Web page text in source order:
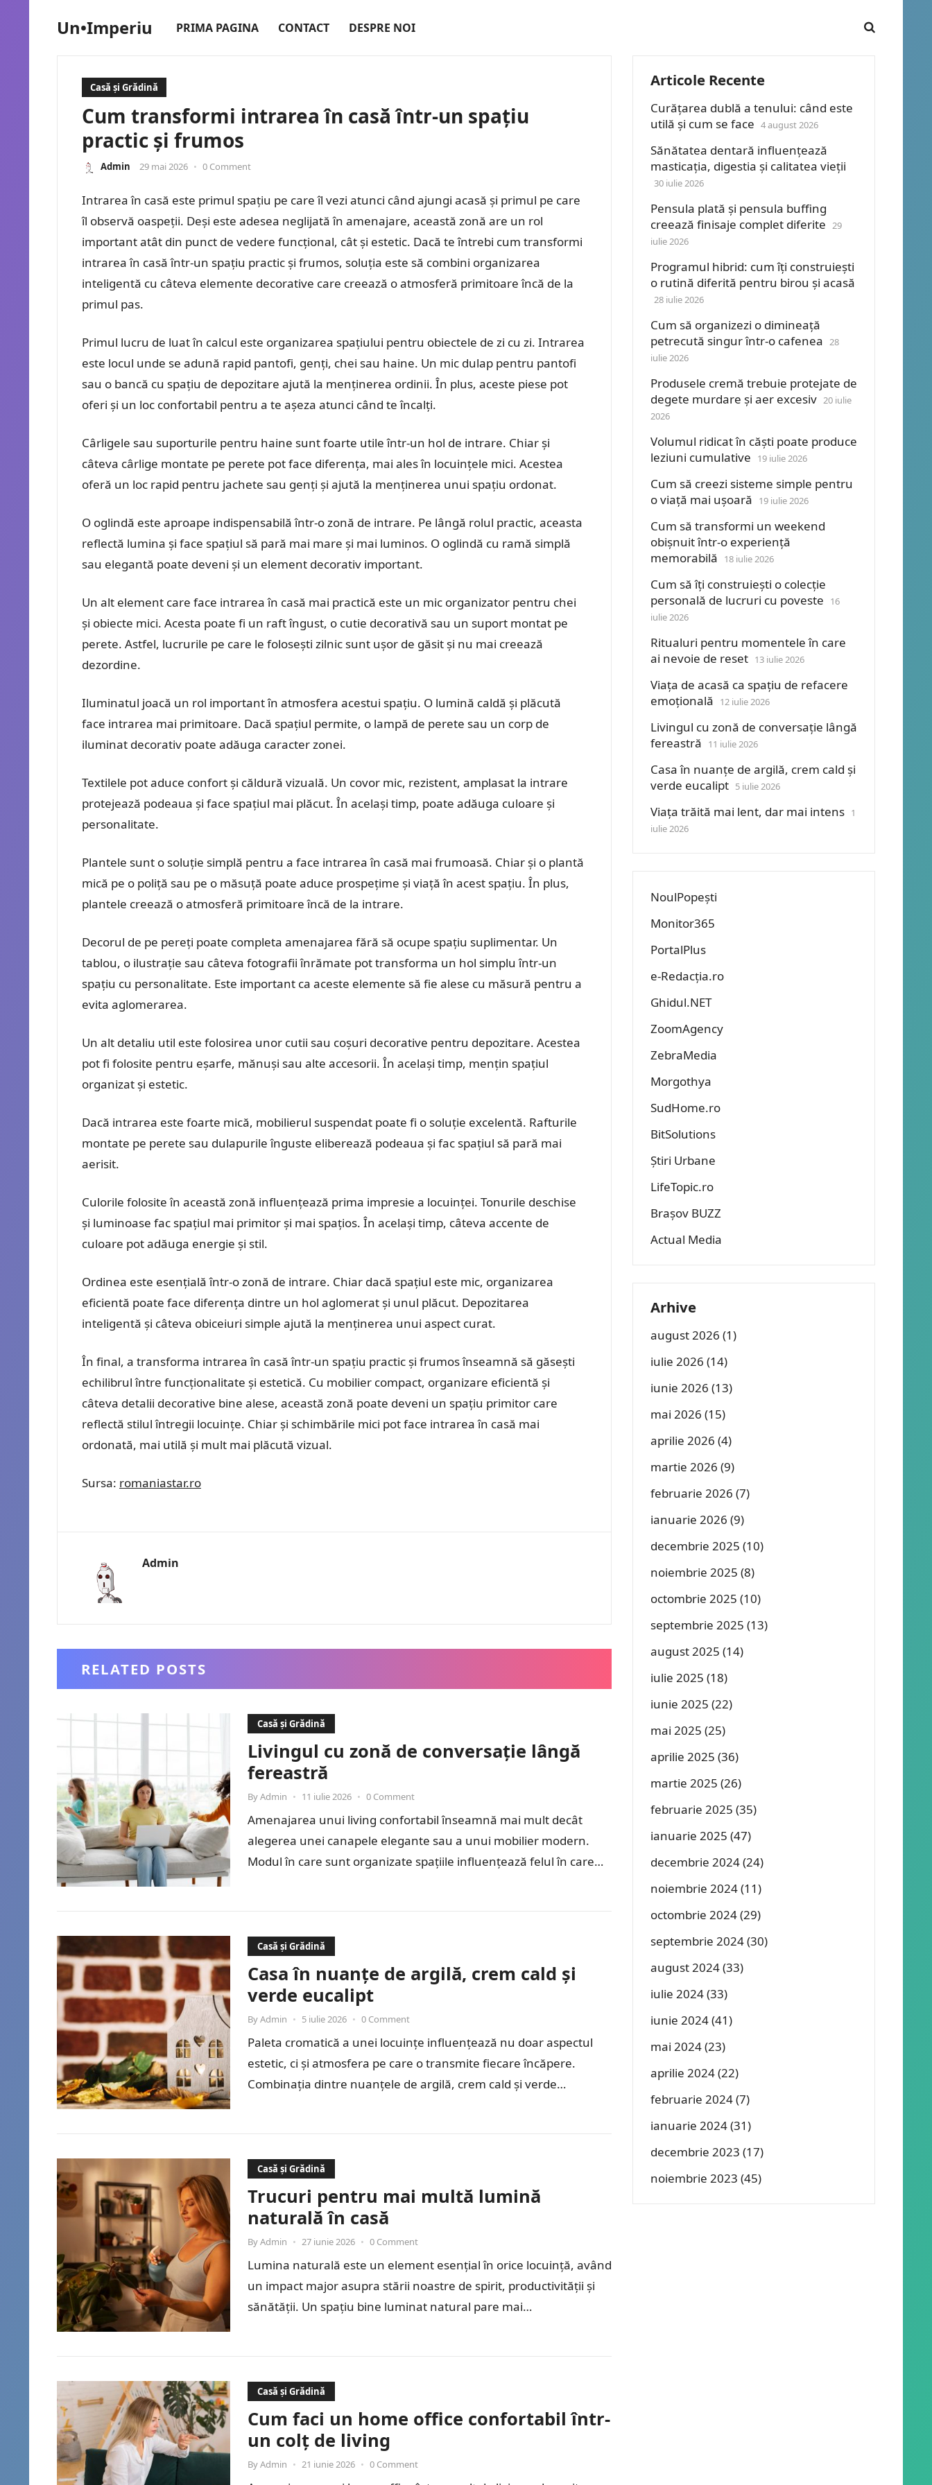
Un•Imperiu PRIMA PAGINA CONTACT DESPRE NOI
Casă și Grădină
Cum transformi intrarea în casă într-un spațiu
practic și frumos
Admin 29 mai 2026 • 0 Comment
Intrarea în casă este primul spațiu pe care îl vezi atunci când ajungi acasă și primul pe care
îl observă oaspeții. Deși este adesea neglijată în amenajare, această zonă are un rol
important atât din punct de vedere funcțional, cât și estetic. Dacă te întrebi cum transformi
intrarea în casă într-un spațiu practic și frumos, soluția este să combini organizarea
inteligentă cu câteva elemente decorative care creează o atmosferă primitoare încă de la
primul pas.
Primul lucru de luat în calcul este organizarea spațiului pentru obiectele de zi cu zi. Intrarea
este locul unde se adună rapid pantofi, genți, chei sau haine. Un mic dulap pentru pantofi
sau o bancă cu spațiu de depozitare ajută la menținerea ordinii. În plus, aceste piese pot
oferi și un loc confortabil pentru a te așeza atunci când te încalți.
Cârligele sau suporturile pentru haine sunt foarte utile într-un hol de intrare. Chiar și
câteva cârlige montate pe perete pot face diferența, mai ales în locuințele mici. Acestea
oferă un loc rapid pentru jachete sau genți și ajută la menținerea unui spațiu ordonat.
O oglindă este aproape indispensabilă într-o zonă de intrare. Pe lângă rolul practic, aceasta
reflectă lumina și face spațiul să pară mai mare și mai luminos. O oglindă cu ramă simplă
sau elegantă poate deveni și un element decorativ important.
Un alt element care face intrarea în casă mai practică este un mic organizator pentru chei
și obiecte mici. Acesta poate fi un raft îngust, o cutie decorativă sau un suport montat pe
perete. Astfel, lucrurile pe care le folosești zilnic sunt ușor de găsit și nu mai creează
dezordine.
Iluminatul joacă un rol important în atmosfera acestui spațiu. O lumină caldă și plăcută
face intrarea mai primitoare. Dacă spațiul permite, o lampă de perete sau un corp de
iluminat decorativ poate adăuga caracter zonei.
Textilele pot aduce confort și căldură vizuală. Un covor mic, rezistent, amplasat la intrare
protejează podeaua și face spațiul mai plăcut. În același timp, poate adăuga culoare și
personalitate.
Plantele sunt o soluție simplă pentru a face intrarea în casă mai frumoasă. Chiar și o plantă
mică pe o poliță sau pe o măsuță poate aduce prospețime și viață în acest spațiu. În plus,
plantele creează o atmosferă primitoare încă de la intrare.
Decorul de pe pereți poate completa amenajarea fără să ocupe spațiu suplimentar. Un
tablou, o ilustrație sau câteva fotografii înrămate pot transforma un hol simplu într-un
spațiu cu personalitate. Este important ca aceste elemente să fie alese cu măsură pentru a
evita aglomerarea.
Un alt detaliu util este folosirea unor cutii sau coșuri decorative pentru depozitare. Acestea
pot fi folosite pentru eșarfe, mănuși sau alte accesorii. În același timp, mențin spațiul
organizat și estetic.
Dacă intrarea este foarte mică, mobilierul suspendat poate fi o soluție excelentă. Rafturile
montate pe perete sau dulapurile înguste eliberează podeaua și fac spațiul să pară mai
aerisit.
Culorile folosite în această zonă influențează prima impresie a locuinței. Tonurile deschise
și luminoase fac spațiul mai primitor și mai spațios. În același timp, câteva accente de
culoare pot adăuga energie și stil.
Ordinea este esențială într-o zonă de intrare. Chiar dacă spațiul este mic, organizarea
eficientă poate face diferența dintre un hol aglomerat și unul plăcut. Depozitarea
inteligentă și câteva obiceiuri simple ajută la menținerea unui aspect curat.
În final, a transforma intrarea în casă într-un spațiu practic și frumos înseamnă să găsești
echilibrul între funcționalitate și estetică. Cu mobilier compact, organizare eficientă și
câteva detalii decorative bine alese, această zonă poate deveni un spațiu primitor care
reflectă stilul întregii locuințe. Chiar și schimbările mici pot face intrarea în casă mai
ordonată, mai utilă și mult mai plăcută vizual.
Sursa: romaniastar.ro
Admin
RELATED POSTS
Casă și Grădină
Livingul cu zonă de conversație lângă
fereastră
ByAdmin • 11 iulie 2026 • 0 Comment
Amenajarea unui living confortabil înseamnă mai mult decât
alegerea unei canapele elegante sau a unui mobilier modern.
Modul în care sunt organizate spațiile influențează felul în care
Casă și Grădină
Casa în nuanțe de argilă, crem cald și
verde eucalipt
ByAdmin • 5 iulie 2026 • 0 Comment
Paleta cromatică a unei locuințe influențează nu doar aspectul
estetic, ci și atmosfera pe care o transmite fiecare încăpere.
Combinația dintre nuanțele de argilă, crem cald și verde…
Casă și Grădină
Trucuri pentru mai multă lumină
naturală în casă
ByAdmin • 27 iunie 2026 • 0 Comment
Lumina naturală este un element esențial în orice locuință, având
un impact major asupra stării noastre de spirit, productivității și
sănătății. Un spațiu bine luminat natural pare mai…
Casă și Grădină
Cum faci un home office confortabil într-
un colț de living
ByAdmin • 21 iunie 2026 • 0 Comment
Articole Recente
Curățarea dublă a tenului: când este
utilă și cum se face 4 august 2026
Sănătatea dentară influențează
masticația, digestia și calitatea vieții
30 iulie 2026
Pensula plată și pensula buffing
creează finisaje complet diferite 29
iulie 2026
Programul hibrid: cum îți construiești
o rutină diferită pentru birou și acasă
28 iulie 2026
Cum să organizezi o dimineață
petrecută singur într-o cafenea 28
iulie 2026
Produsele cremă trebuie protejate de
degete murdare și aer excesiv 20 iulie
2026
Volumul ridicat în căști poate produce
leziuni cumulative
19 iulie 2026
Cum să creezi sisteme simple pentru
o viață mai ușoară
19 iulie 2026
Cum să transformi un weekend
obișnuit într-o experiență
memorabilă
18 iulie 2026
Cum să îți construiești o colecție
personală de lucruri cu poveste
16
iulie 2026
Ritualuri pentru momentele în care
ai nevoie de reset 13 iulie 2026
Viața de acasă ca spațiu de refacere
emoțională
12 iulie 2026
Livingul cu zonă de conversație lângă
fereastră
11 iulie 2026
Casa în nuanțe de argilă, crem cald și
verde eucalipt 5 iulie 2026
Viața trăită mai lent, dar mai intens 1
iulie 2026
NoulPopești
Monitor365
PortalPlus
e-Redacția.ro
Ghidul.NET
ZoomAgency
ZebraMedia
Morgothya
SudHome.ro
BitSolutions
Știri Urbane
LifeTopic.ro
Brașov BUZZ
Actual Media
Arhive
august 2026 (1)
iulie 2026 (14)
iunie 2026 (13)
mai 2026 (15)
aprilie 2026 (4)
martie 2026 (9)
februarie 2026 (7)
ianuarie 2026 (9)
decembrie 2025 (10)
noiembrie 2025 (8)
octombrie 2025 (10)
septembrie 2025 (13)
august 2025 (14)
iulie 2025 (18)
iunie 2025 (22)
mai 2025 (25)
aprilie 2025 (36)
martie 2025 (26)
februarie 2025 (35)
ianuarie 2025 (47)
decembrie 2024(24)
noiembrie 2024(11)
octombrie 2024(29)
septembrie 2024(30)
august 2024(33)
iulie 2024(33)
iunie 2024(41)
mai 2024(23)
aprilie 2024(22)
februarie 2024(7)
ianuarie 2024(31)
decembrie 2023 (17)
noiembrie 2023 (45)